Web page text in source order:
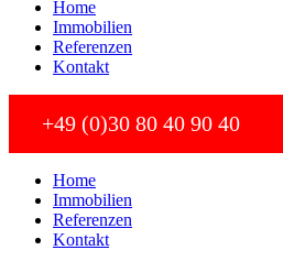
Home
Immobilien
Referenzen
Kontakt
+49 (0)30 80 40 90 40
Home
Immobilien
Referenzen
Kontakt